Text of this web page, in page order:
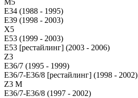
М5
E34 (1988 - 1995)
E39 (1998 - 2003)
X5
E53 (1999 - 2003)
E53 [рестайлинг] (2003 - 2006)
Z3
E36/7 (1995 - 1999)
E36/7-E36/8 [рестайлинг] (1998 - 2002)
Z3 M
E36/7-E36/8 (1997 - 2002)